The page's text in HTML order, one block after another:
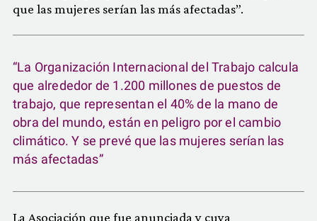
que las mujeres serían las más afectadas”.
“La Organización Internacional del Trabajo calcula
que alrededor de 1.200 millones de puestos de
trabajo, que representan el 40% de la mano de
obra del mundo, están en peligro por el cambio
climático. Y se prevé que las mujeres serían las
más afectadas”
La Asociación que fue anunciada y cuya